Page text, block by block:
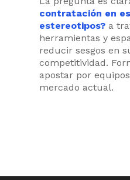
contratación en
estereotipos? a
herramientas y
reducir sesgos en
competitividad.
apostar por
mercado actual.